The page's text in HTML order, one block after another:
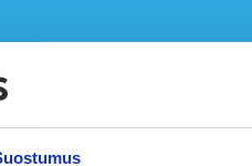
tutkimukset ja puheenvuorot
alueiden ja julkisen sektorin
lisätietoa asiantuntijoiden